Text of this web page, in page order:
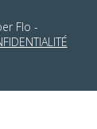
Flo -